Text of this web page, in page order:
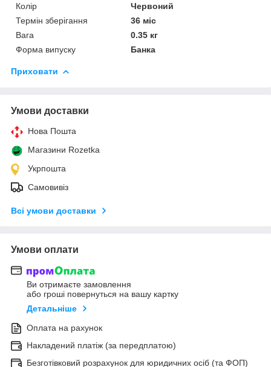
Колір
Червоний
Термін зберігання
36 міс
Вага
0.35 кг
Форма випуску
Банка
Приховати
Умови доставки
Нова Пошта
Магазини Rozetka
Укрпошта
Самовивіз
Всі умови доставки
Умови оплати
Ви отримаєте замовлення
або гроші повернуться на вашу картку
Детальніше
Оплата на рахунок
Накладений платіж (за передплатою)
Безготівковий розрахунок для юридичних осіб (та ФОП)